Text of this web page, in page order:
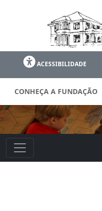
ACESSIBILIDADE
CONHEÇA A FUNDAÇÃO